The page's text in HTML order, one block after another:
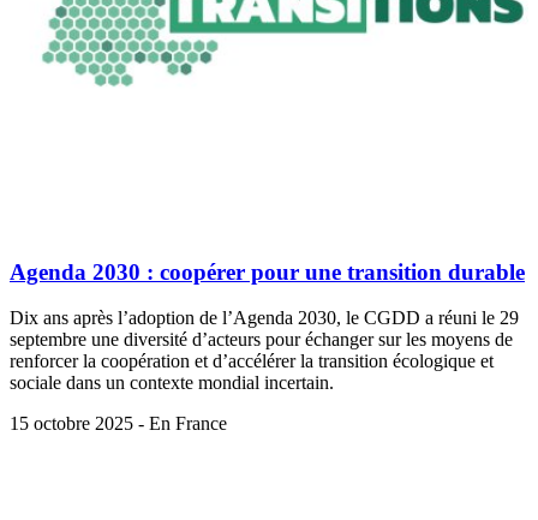
Agenda 2030 : coopérer pour une transition durable
Dix ans après l’adoption de l’Agenda 2030, le CGDD a réuni le 29
septembre une diversité d’acteurs pour échanger sur les moyens de
renforcer la coopération et d’accélérer la transition écologique et
sociale dans un contexte mondial incertain.
15 octobre 2025 - En France